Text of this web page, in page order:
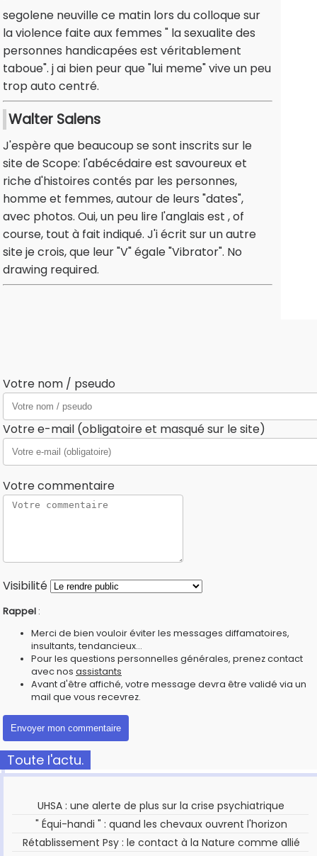
segolene neuville ce matin lors du colloque sur
la violence faite aux femmes " la sexualite des
personnes handicapées est véritablement
taboue". j ai bien peur que "lui meme" vive un peu
trop auto centré.
Walter Salens
J'espère que beaucoup se sont inscrits sur le
site de Scope: l'abécédaire est savoureux et
riche d'histoires contés par les personnes,
homme et femmes, autour de leurs "dates",
avec photos. Oui, un peu lire l'anglais est , of
course, tout à fait indiqué. J'i écrit sur un autre
site je crois, que leur "V" égale "Vibrator". No
drawing required.
Votre nom / pseudo
Votre e-mail (obligatoire et masqué sur le site)
Votre commentaire
Visibilité
Rappel :
Merci de bien vouloir éviter les messages diffamatoires,
insultants, tendancieux...
Pour les questions personnelles générales, prenez contact
avec nos assistants
Avant d'être affiché, votre message devra être validé via un
mail que vous recevrez.
Toute l'actu.
UHSA : une alerte de plus sur la crise psychiatrique
" Équi-handi " : quand les chevaux ouvrent l'horizon
Rétablissement Psy : le contact à la Nature comme allié